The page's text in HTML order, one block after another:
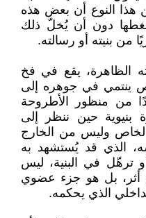
هذا النوع أن بعض هذه
دون أن يُخلّ ذلك
من بنيته أو رسالته.
الظاهرة، يقع في فخ
ينتمي في جوهره إلى
من منظور الأطروحة
بنيوية حين ننظر إلى
وليس من الخارج
الذي قد يُستشهد به
ترهّل في البنية، ليس
أثر، بل هو جزء عضوي
الذي يحكمه.